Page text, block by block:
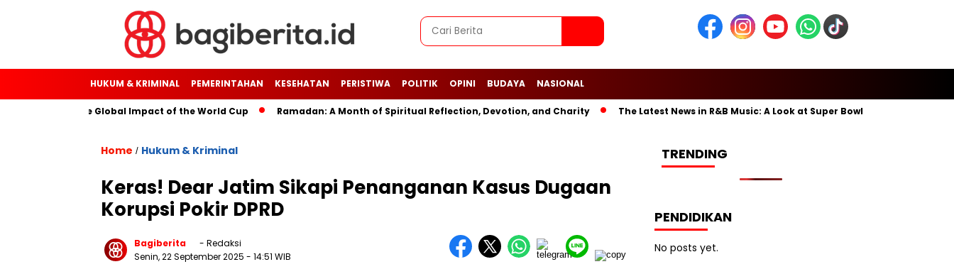
HUKUM & KRIMINAL PEMERINTAHAN KESEHATAN PERISTIWA POLITIK OPINI BUDAYA NASIONAL
Soccer: The Global Impact of the World Cup Ramadan: A Month of Spiritual Reflection, Devotion, and Charity The Latest News in R&B Music: A Look at Super Bowl Performances, New
Home / Hukum & Kriminal
Keras! Dear Jatim Sikapi Penanganan Kasus Dugaan
Korupsi Pokir DPRD
Bagiberita
- Redaksi
Senin, 22 September 2025 - 14:51 WIB
TRENDING
PENDIDIKAN
No posts yet.